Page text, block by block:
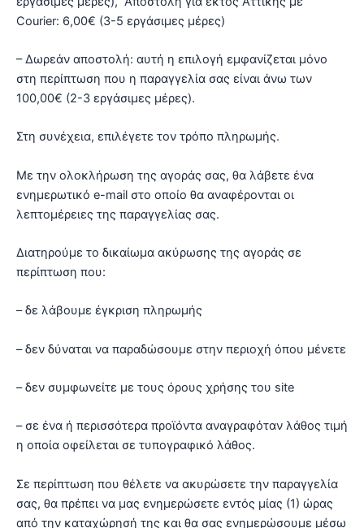
Courier: 6,00€ (3-5 εργάσιμες μέρες)
– Δωρεάν αποστολή: αυτή η επιλογή εμφανίζεται μόνο
στη περίπτωση που η παραγγελία σας είναι άνω των
100,00€ (2-3 εργάσιμες μέρες).
Στη συνέχεια, επιλέγετε τον τρόπο πληρωμής.
Με την ολοκλήρωση της αγοράς σας, θα λάβετε ένα
ενημερωτικό e-mail στο οποίο θα αναφέρονται οι
λεπτομέρειες της παραγγελίας σας.
Διατηρούμε το δικαίωμα ακύρωσης της αγοράς σε
περίπτωση που:
– δε λάβουμε έγκριση πληρωμής
– δεν δύναται να παραδώσουμε στην περιοχή όπου μένετε
– δεν συμφωνείτε με τους όρους χρήσης του site
– σε ένα ή περισσότερα προϊόντα αναγραφόταν λάθος τιμή
η οποία οφείλεται σε τυπογραφικό λάθος.
Σε περίπτωση που θέλετε να ακυρώσετε την παραγγελία
σας, θα πρέπει να μας ενημερώσετε εντός μίας (1) ώρας
από την καταχώρησή της και θα σας ενημερώσουμε μέσω